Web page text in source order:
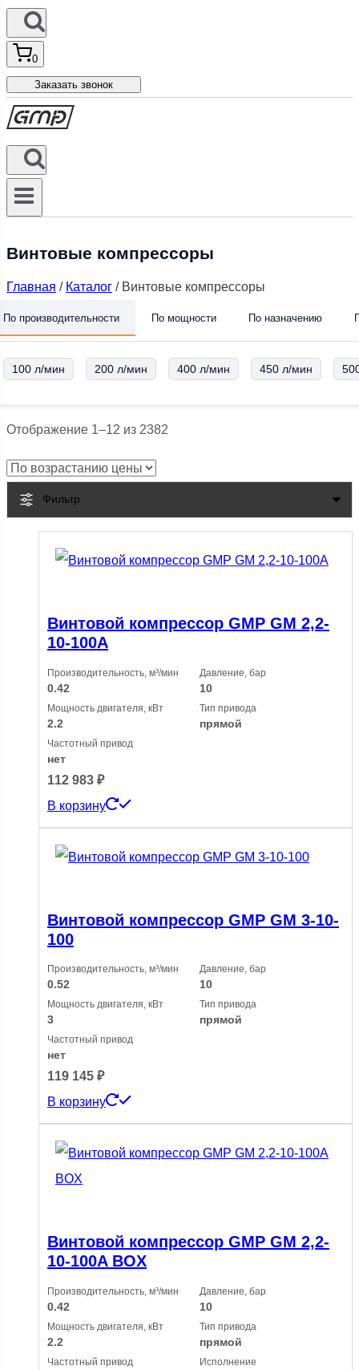
0
Заказать звонок
Винтовые компрессоры
Главная / Каталог / Винтовые компрессоры
По производительности По мощности По назначению
100 л/мин 200 л/мин 400 л/мин 450 л/мин
Отображение 1–12 из 2382
возрастанию
Фильтр
Винтовой компрессор GMP GM 2,2-
10-100A
Производительность, м³/мин
0.42
Давление, бар
10
Мощность двигателя, кВт
2.2
Тип привода
прямой
Частотный привод
нет
112 983 ₽
В корзину
Винтовой компрессор GMP GM 3-10-
100
Производительность, м³/мин
0.52
Давление, бар
10
Мощность двигателя, кВт
3
Тип привода
прямой
Частотный привод
нет
119 145 ₽
В корзину
Винтовой компрессор GMP GM 2,2-
10-100A BOX
Производительность, м³/мин
0.42
Давление, бар
10
Мощность двигателя, кВт
2.2
Тип привода
прямой
Частотный привод Исполнение